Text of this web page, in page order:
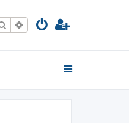
Поиск Расширенный поиск